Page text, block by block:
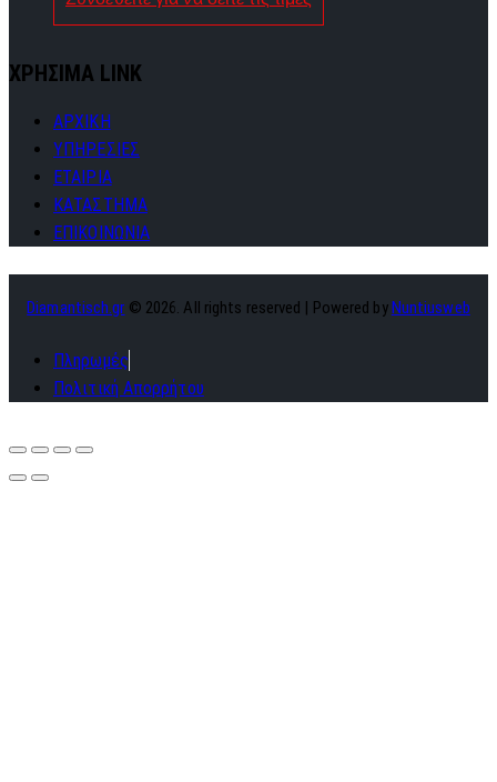
ΧΡΗΣΙΜΑ LINK
ΑΡΧΙΚΗ
ΥΠΗΡΕΣΙΕΣ
ΕΤΑΙΡΙΑ
ΚΑΤΑΣΤΗΜΑ
ΕΠΙΚΟΙΝΩΝΙΑ
Diamantisch.gr © 2026. All rights reserved | Powered byNuntiusweb
Πληρωμές
Πολιτική Απορρήτου